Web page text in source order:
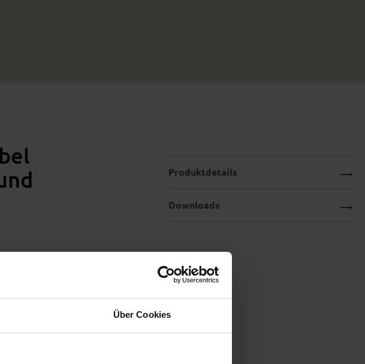
Über Cookies
oder entspannte
Produktdetails
Downloads